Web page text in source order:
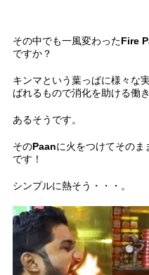
その中でも一風変わったFire
ですか？
キンマという葉っぱに様々な
ばれるもので消化を助ける働
あるそうです。
そのPaanに火をつけてその
です！
シンプルに熱そう・・・。